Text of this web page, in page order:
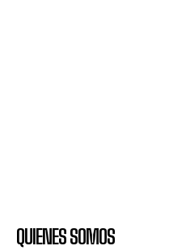
QUIENES SOMOS